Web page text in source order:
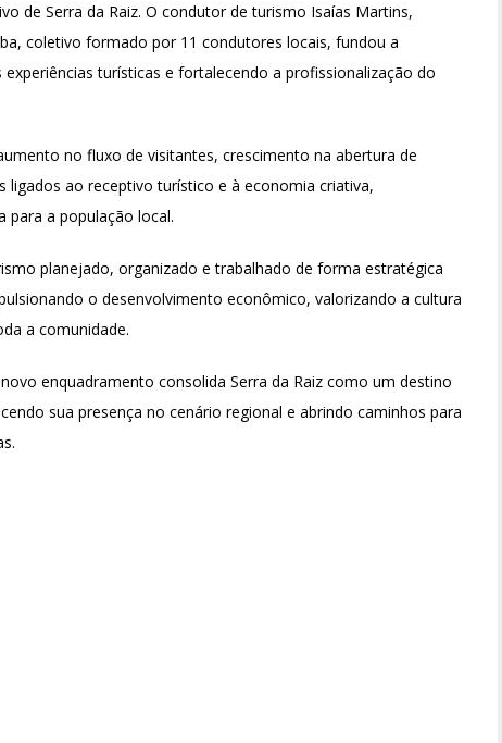
de Serra da Raiz. O condutor de turismo Isaías Martins,
coletivo formado por 11 condutores locais, fundou a
turísticas e fortalecendo a profissionalização do
no fluxo de visitantes, crescimento na abertura de
ao receptivo turístico e à economia criativa,
para a população local.
planejado, organizado e trabalhado de forma estratégica
o desenvolvimento econômico, valorizando a cultura
a comunidade.
enquadramento consolida Serra da Raiz como um destino
sua presença no cenário regional e abrindo caminhos para